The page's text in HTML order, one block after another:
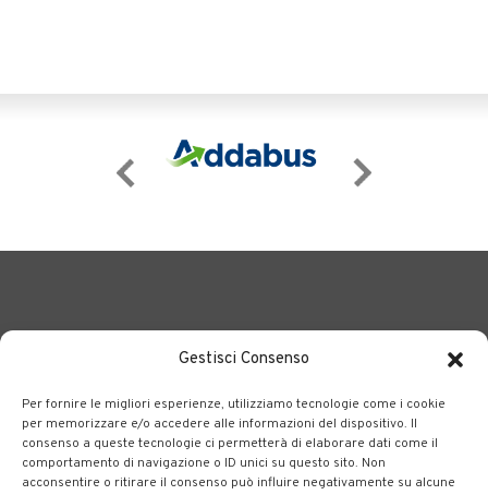
Gestisci Consenso
Per fornire le migliori esperienze, utilizziamo tecnologie come i cookie
per memorizzare e/o accedere alle informazioni del dispositivo. Il
consenso a queste tecnologie ci permetterà di elaborare dati come il
comportamento di navigazione o ID unici su questo sito. Non
acconsentire o ritirare il consenso può influire negativamente su alcune
BERGAMO TRASPORTI portale delle tre società Consortili
dedite al trasporto pubblico locale su tutto il territorio
bergamasco.